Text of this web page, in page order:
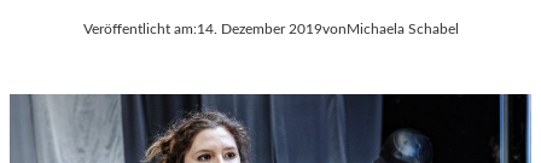
Veröffentlicht am:14. Dezember 2019vonMichaela Schabel